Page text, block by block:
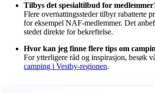
Tilbys det spesialtilbud for
Flere overnattingssteder tilbyr rabatterte
for eksempel NAF-medlemmer. Det
stedet direkte for bekreftelse.
Hvor kan jeg finne flere tips om
For ytterligere råd og inspirasjon, besøk
camping i Vestby-regionen.